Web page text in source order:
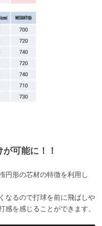
可能に！！
円形の芯材の特徴を利用し
なるので打球を前に飛ばしや
を感じることができます。